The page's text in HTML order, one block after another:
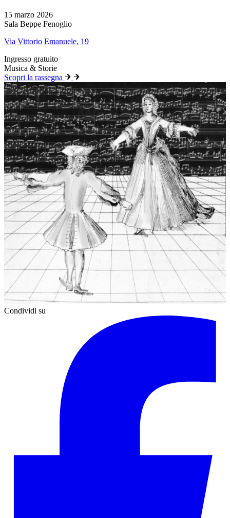
15 marzo 2026
Sala Beppe Fenoglio
Via Vittorio Emanuele, 19
Ingresso gratuito
Musica & Storie
Scopri la rassegna
Condividi su